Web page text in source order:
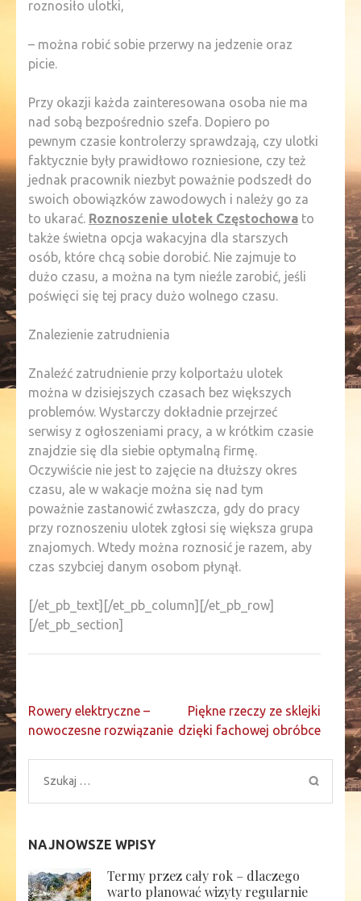
roznosiło ulotki,
– można robić sobie przerwy na jedzenie oraz
picie.
Przy okazji każda zainteresowana osoba nie ma
nad sobą bezpośrednio szefa. Dopiero po
pewnym czasie kontrolerzy sprawdzają, czy ulotki
faktycznie były prawidłowo rozniesione, czy też
jednak pracownik niezbyt poważnie podszedł do
swoich obowiązków zawodowych i należy go za
to ukarać. Roznoszenie ulotek Częstochowa to
także świetna opcja wakacyjna dla starszych
osób, które chcą sobie dorobić. Nie zajmuje to
dużo czasu, a można na tym nieźle zarobić, jeśli
poświęci się tej pracy dużo wolnego czasu.
Znalezienie zatrudnienia
Znaleźć zatrudnienie przy kolportażu ulotek
można w dzisiejszych czasach bez większych
problemów. Wystarczy dokładnie przejrzeć
serwisy z ogłoszeniami pracy, a w krótkim czasie
znajdzie się dla siebie optymalną firmę.
Oczywiście nie jest to zajęcie na dłuższy okres
czasu, ale w wakacje można się nad tym
poważnie zastanowić zwłaszcza, gdy do pracy
przy roznoszeniu ulotek zgłosi się większa grupa
znajomych. Wtedy można roznosić je razem, aby
czas szybciej danym osobom płynął.
[/et_pb_text][/et_pb_column][/et_pb_row]
[/et_pb_section]
Nawigacja
wpisu
Rowery elektryczne –
nowoczesne rozwiązanie
Piękne rzeczy ze sklejki
dzięki fachowej obróbce
Szukaj:
NAJNOWSZE WPISY
Termy przez cały rok – dlaczego
warto planować wizyty regularnie